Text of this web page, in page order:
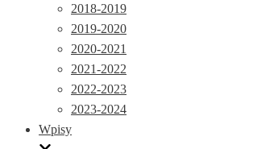
2018-2019
2019-2020
2020-2021
2021-2022
2022-2023
2023-2024
Wpisy